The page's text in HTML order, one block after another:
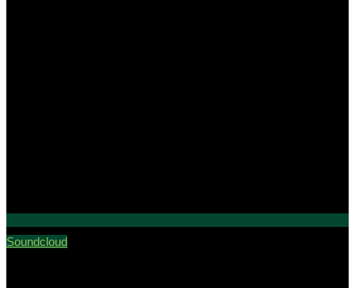
Soundcloud